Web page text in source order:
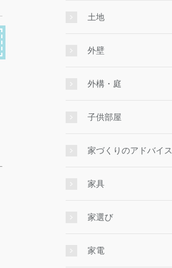
土地
外壁
外構・庭
子供部屋
家づくりのアドバイス
家具
家選び
家電